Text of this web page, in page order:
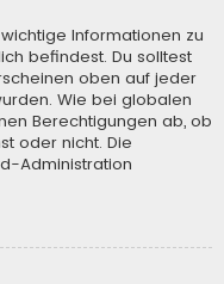
Informationen zu
befindest. Du solltest
oben auf jeder
Wie bei globalen
Berechtigungen ab, ob
oder nicht. Die
Administration